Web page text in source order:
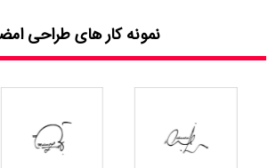
نمونه کار های طراحی